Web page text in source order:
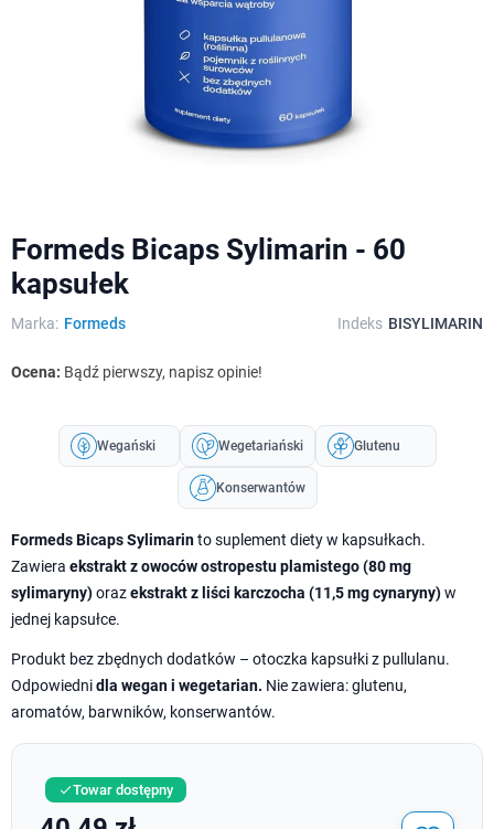
Formeds Bicaps Sylimarin - 60
kapsułek
Marka: Formeds Indeks BISYLIMARIN
Ocena: Bądź pierwszy, napisz opinie!
Wegański Wegetariański Glutenu
Konserwantów
Formeds Bicaps Sylimarinto suplement diety w kapsułkach.
Zawiera ekstrakt z owoców ostropestu plamistego (80 mg
sylimaryny)orazekstrakt z liści karczocha (11,5 mg cynaryny)w
jednej kapsułce.
Produkt bez zbędnych dodatków – otoczka kapsułki z pullulanu.
Odpowiednidla wegan i wegetarian. Nie zawiera: glutenu,
aromatów, barwników, konserwantów.
Towar dostępny